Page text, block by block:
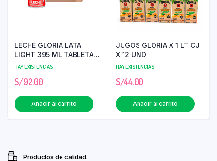
LECHE GLORIA LATA
LIGHT 395 ML TABLETA X
24
HAY EXISTENCIAS
S/92.00
Añadir al carrito
JUGOS GLORIA X 1 LT CJ
X 12 UND
HAY EXISTENCIAS
S/44.00
Añadir al carrito
Productos de calidad.